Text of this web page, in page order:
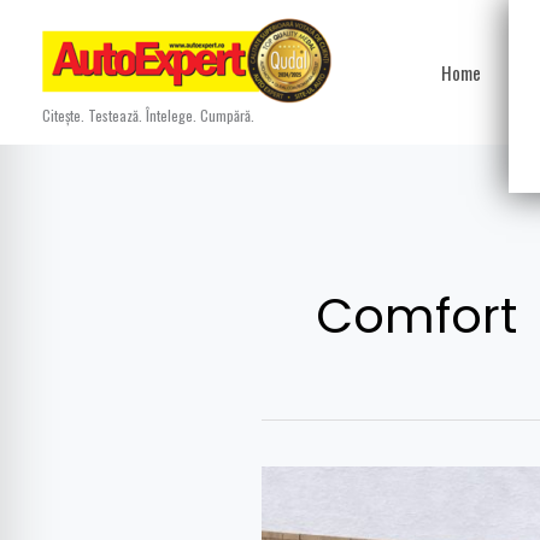
content
Citește. Testează. Întelege. Cumpără.
Home
Comfort